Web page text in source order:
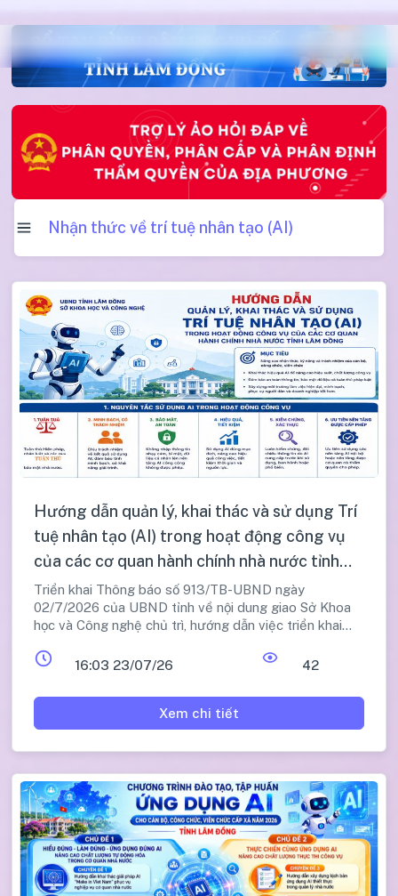
Nhận thức về trí tuệ nhân tạo (AI)
Hướng dẫn quản lý, khai thác và sử dụng Trí
tuệ nhân tạo (AI) trong hoạt động công vụ
của các cơ quan hành chính nhà nước tỉnh
Lâm Đồng
Triển khai Thông báo số 913/TB-UBND ngày
02/7/2026 của UBND tỉnh về nội dung giao Sở Khoa
học và Công nghệ chủ trì, hướng dẫn việc triển khai
tỉnh.
16:03 23/07/26 42
Xem chi tiết